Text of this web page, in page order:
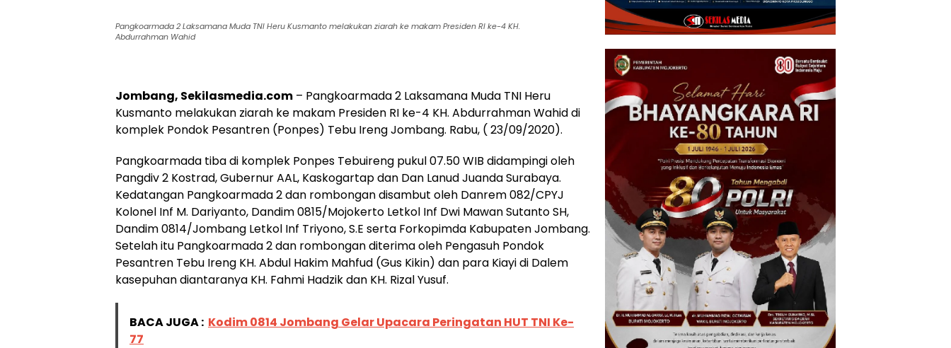
Pangkoarmada 2 Laksamana Muda TNI Heru Kusmanto melakukan ziarah ke makam Presiden RI ke-4 KH.
Abdurrahman Wahid
Jombang, Sekilasmedia.com – Pangkoarmada 2 Laksamana Muda TNI Heru
Kusmanto melakukan ziarah ke makam Presiden RI ke-4 KH. Abdurrahman Wahid di
komplek Pondok Pesantren (Ponpes) Tebu Ireng Jombang. Rabu, ( 23/09/2020).
Pangkoarmada tiba di komplek Ponpes Tebuireng pukul 07.50 WIB didampingi oleh
Pangdiv 2 Kostrad, Gubernur AAL, Kaskogartap dan Dan Lanud Juanda Surabaya.
Kedatangan Pangkoarmada 2 dan rombongan disambut oleh Danrem 082/CPYJ
Kolonel Inf M. Dariyanto, Dandim 0815/Mojokerto Letkol Inf Dwi Mawan Sutanto SH,
Dandim 0814/Jombang Letkol Inf Triyono, S.E serta Forkopimda Kabupaten Jombang.
Setelah itu Pangkoarmada 2 dan rombongan diterima oleh Pengasuh Pondok
Pesantren Tebu Ireng KH. Abdul Hakim Mahfud (Gus Kikin) dan para Kiayi di Dalem
kasepuhan diantaranya KH. Fahmi Hadzik dan KH. Rizal Yusuf.
BACA JUGA : Kodim 0814 Jombang Gelar Upacara Peringatan HUT TNI Ke-
77